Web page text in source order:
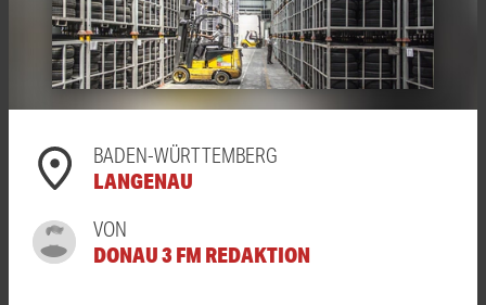
BADEN-WÜRTTEMBERG
LANGENAU
VON
DONAU 3 FM REDAKTION